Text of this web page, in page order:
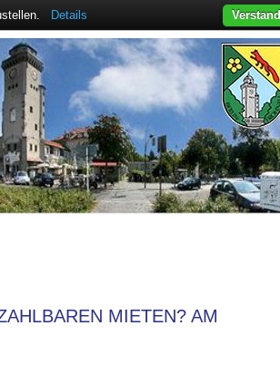
MIETEN? AM
Details